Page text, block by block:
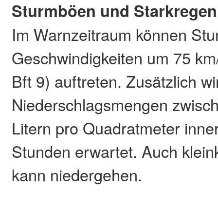
Sturmböen und
Im Warnzeitraum können
Geschwindigkeiten um 75
Bft 9) auftreten. Zusätzlich
Niederschlagsmengen
Litern pro Quadratmeter
Stunden erwartet. Auch
kann niedergehen.